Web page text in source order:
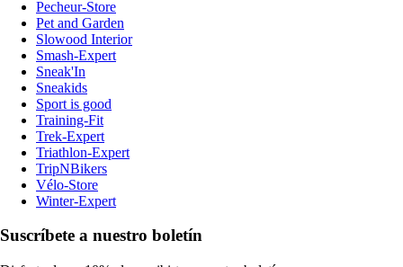
Pecheur-Store
Pet and Garden
Slowood Interior
Smash-Expert
Sneak'In
Sneakids
Sport is good
Training-Fit
Trek-Expert
Triathlon-Expert
TripNBikers
Vélo-Store
Winter-Expert
Suscríbete a nuestro boletín